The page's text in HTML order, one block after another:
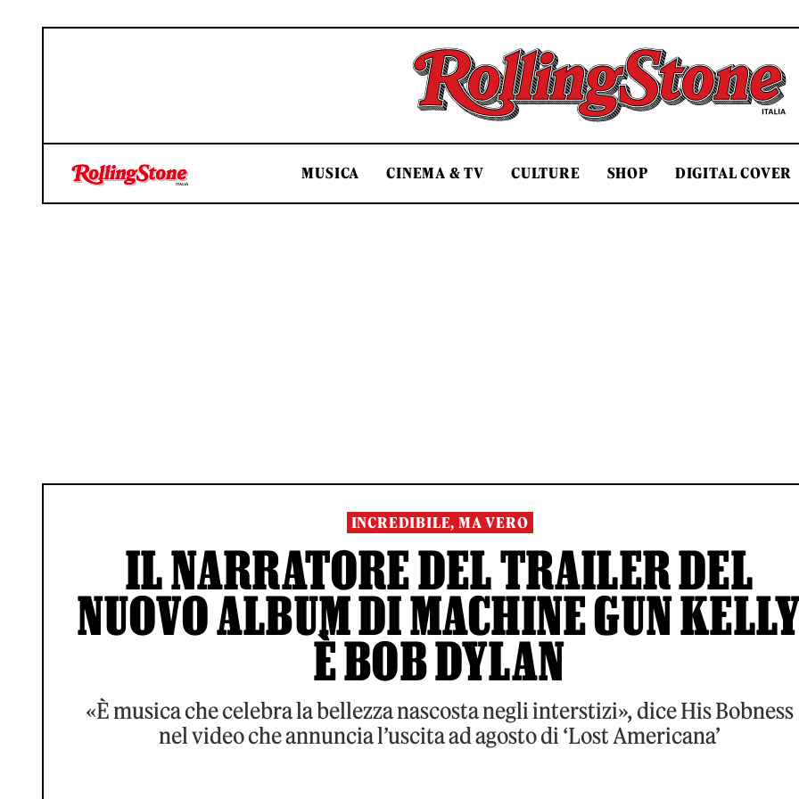
Rolling Stone Italia
MUSICA CINEMA & TV CULTURE SHOP DIGITAL COVER
INCREDIBILE, MA VERO
IL NARRATORE DEL TRAILER DEL
NUOVO ALBUM DI MACHINE GUN
È BOB DYLAN
«È musica che celebra la bellezza nascosta negli interstizi», dice His Bobness
nel video che annuncia l’uscita ad agosto di ‘Lost Americana’